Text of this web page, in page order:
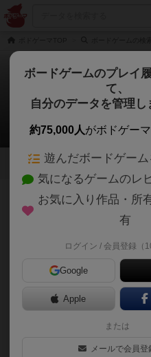
あの日見たモノの
くまちまさ
3
219名 4名 0 5
ボドゲフリマで試遊させて
ズ？にハマって楽しく、サ
すごく可愛くて、ゲームの
なんて知らないよ～！」を
ボードゲームのプレイ
て、
自分のデータを管理し
約75,000人がボドゲー
遊んだボードゲー
気になるゲームのレ
お気に入り作品・所
有
ログイン / 会員登録（
Google
Apple
または
メールで会員登